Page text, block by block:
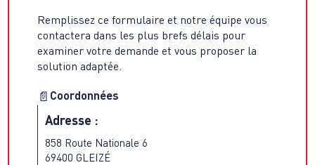
Remplissez ce formulaire et notre équipe vous
contactera dans les plus brefs délais pour
examiner votre demande et vous proposer la
solution adaptée.
📄 Coordonnées
Adresse :
858 Route Nationale 6
69400 GLEIZÉ